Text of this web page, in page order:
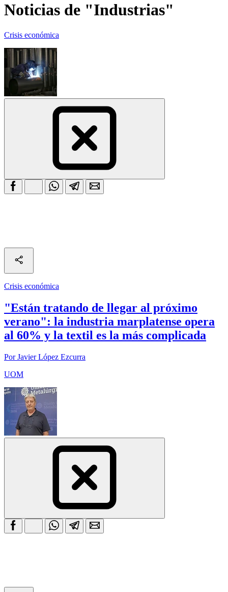
Noticias de "Industrias"
Crisis económica
Crisis económica
"Están tratando de llegar al próximo
verano": la industria marplatense opera
al 60% y la textil es la más complicada
Por Javier López Ezcurra
UOM